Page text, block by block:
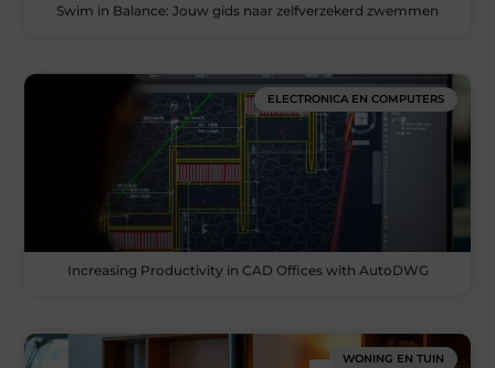
Swim in Balance: Jouw gids naar zelfverzekerd zwemmen
ELECTRONICA EN COMPUTERS
Increasing Productivity in CAD Offices with AutoDWG
WONING EN TUIN